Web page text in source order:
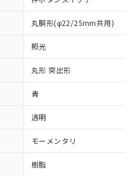
丸胴形(φ22/25mm共用)
照光
丸形 突出形
青
透明
モーメンタリ
樹脂